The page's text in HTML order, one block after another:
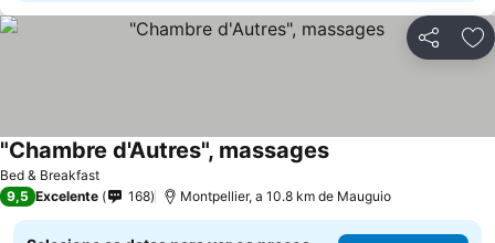
Partilhar
Bed & Breakfast
"Chambre d'Autres", massages
9,5 Excelente 168 Montpellier, a 10.8 km de Mauguio